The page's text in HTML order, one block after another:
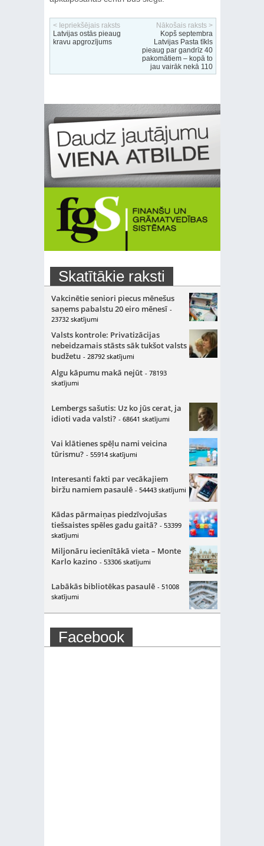
< Iepriekšējais raksts
Latvijas ostās pieaug
kravu apgrozījums
Nākošais raksts >
Kopš septembra
Latvijas Pasta tīkls
pieaug par gandrīz 40
pakomātiem – kopā to
jau vairāk nekā 110
Skatītākie raksti
Vakcinētie seniori piecus mēnešus
saņems pabalstu 20 eiro mēnesī -
23732 skatījumi
Valsts kontrole: Privatizācijas
nebeidzamais stāsts sāk tukšot valsts
budžetu - 28792 skatījumi
Algu kāpumu makā nejūt - 78193
skatījumi
Lembergs sašutis: Uz ko jūs cerat, ja
idioti vada valsti? - 68641 skatījumi
Vai klātienes spēļu nami veicina
tūrismu? - 55914 skatījumi
Interesanti fakti par vecākajiem
biržu namiem pasaulē - 54443 skatījumi
Kādas pārmaiņas piedzīvojušas
tiešsaistes spēles gadu gaitā? - 53399
skatījumi
Miljonāru iecienītākā vieta – Monte
Karlo kazino - 53306 skatījumi
Labākās bibliotēkas pasaulē - 51008
skatījumi
Facebook